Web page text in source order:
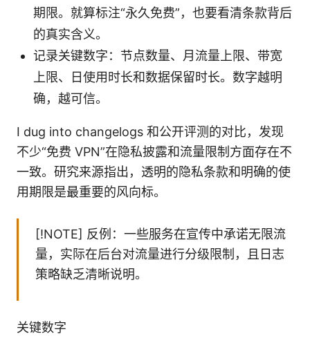
期限。就算标注“永久免费”，也要看清条款背后
的真实含义。
记录关键数字：节点数量、月流量上限、带宽
上限、日使用时长和数据保留时长。数字越明
确，越可信。
I dug into changelogs 和公开评测的对比，发现
不少“免费 VPN”在隐私披露和流量限制方面存在不
一致。研究来源指出，透明的隐私条款和明确的使
用期限是最重要的风向标。
[!NOTE] 反例：一些服务在宣传中承诺无限流
量，实际在后台对流量进行分级限制，且日志
策略缺乏清晰说明。
关键数字